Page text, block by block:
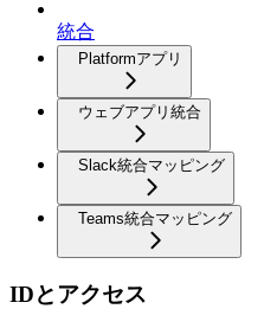
統合
Platformアプリ
ウェブアプリ統合
Slack統合マッピング
Teams統合マッピング
IDとアクセス